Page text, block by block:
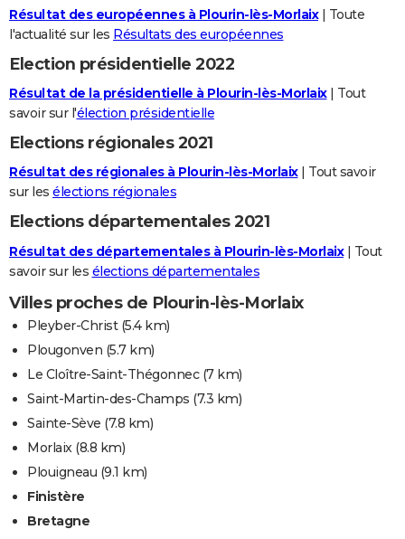
Résultat des européennes à Plourin-lès-Morlaix| Toute
l'actualité sur les Résultats des européennes
Election présidentielle 2022
Résultat de la présidentielle à Plourin-lès-Morlaix| Tout
savoir sur l'élection présidentielle
Elections régionales 2021
Résultat des régionales à Plourin-lès-Morlaix| Tout savoir
sur les élections régionales
Elections départementales 2021
Résultat des départementales à Plourin-lès-Morlaix| Tout
savoir sur les élections départementales
Villes proches de Plourin-lès-Morlaix
Pleyber-Christ(5.4 km)
Plougonven (5.7 km)
Le Cloître-Saint-Thégonnec(7 km)
Saint-Martin-des-Champs (7.3 km)
Sainte-Sève (7.8 km)
Morlaix(8.8 km)
Plouigneau (9.1 km)
Finistère
Bretagne